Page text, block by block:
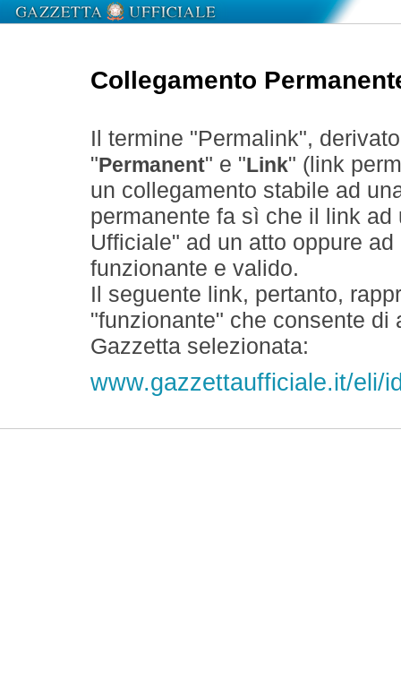
Collegamento
Il termine "Permalink",
" Permanent" e " Link" (link
un collegamento stabile ad
permanente fa sì che il link
Ufficiale" ad un atto oppure
funzionante e valido.
Il seguente link, pertanto,
"funzionante" che consente
Gazzetta selezionata:
www.gazzettaufficiale.it/eli/